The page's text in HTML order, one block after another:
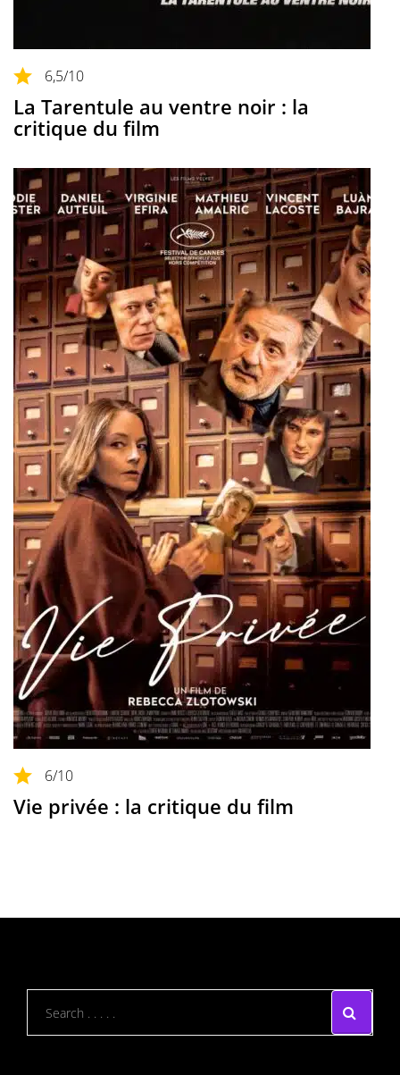
6,5/10
La Tarentule au ventre noir : la
critique du film
6/10
Vie privée : la critique du film